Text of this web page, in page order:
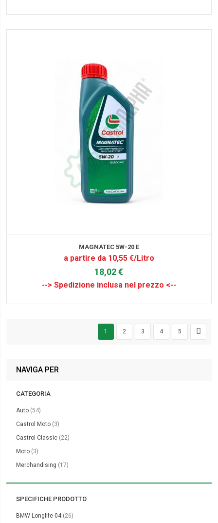
MAGNATEC 5W-20 E
a partire da 10,55 €/Litro
18,02 €
1 2 3 4 5
NAVIGA PER
CATEGORIA
Auto 54elementi
Castrol Moto 3elementi
Castrol Classic 22elementi
Moto 3elementi
Merchandising 17elementi
SPECIFICHE PRODOTTO
BMW Longlife-04 26elementi